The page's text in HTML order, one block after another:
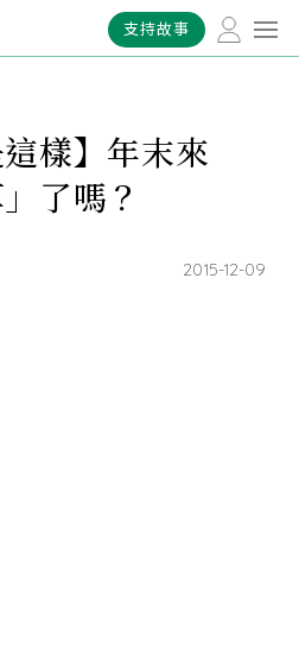
支持故事
這樣】年末來
了嗎？
2015-12-09